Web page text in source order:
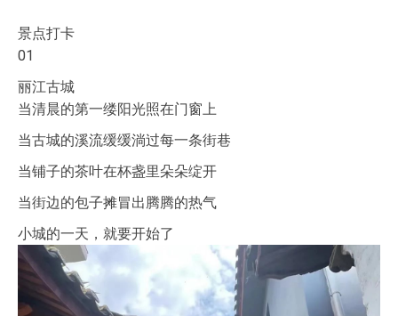
景点打卡
01
丽江古城
当清晨的第一缕阳光照在门窗上
当古城的溪流缓缓淌过每一条街巷
当铺子的茶叶在杯盏里朵朵绽开
当街边的包子摊冒出腾腾的热气
小城的一天，就要开始了